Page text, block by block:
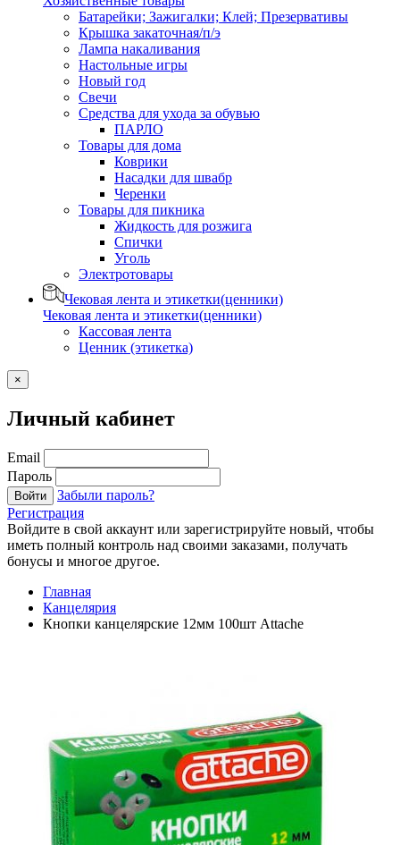
Батарейки; Зажигалки; Клей; Презервативы
Крышка закаточная/п/э
Лампа накаливания
Настольные игры
Новый год
Свечи
Средства для ухода за обувью
ПАРЛО
Товары для дома
Коврики
Насадки для швабр
Черенки
Товары для пикника
Жидкость для розжига
Спички
Уголь
Электротовары
Чековая лента и этикетки(ценники)
Чековая лента и этикетки(ценники)
Кассовая лента
Ценник (этикетка)
×
Личный кабинет
Email
Пароль
Войти
Забыли пароль?
Регистрация
Войдите в свой аккаунт или зарегистрируйте новый, чтобы
иметь полный контроль над своими заказами, получать
бонусы и многое другое.
Главная
Канцелярия
Кнопки канцелярские 12мм 100шт Attache